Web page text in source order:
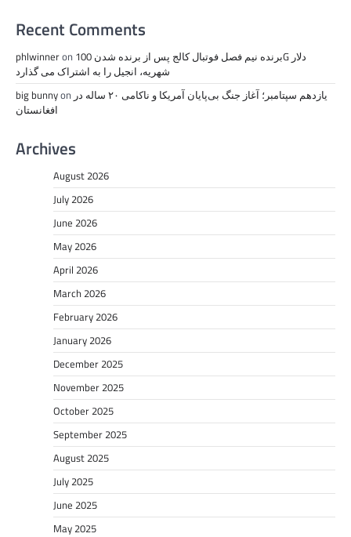
Recent Comments
phlwinneron برنده نیم فصل فوتبال کالج پس از برنده شدن 100G دلار
شهریه، انجیل را به اشتراک می گذارد
big bunnyon یازدهم سپتامبر؛ آغاز جنگ بی‌پایان آمریکا و ناکامی ۲۰ ساله در
افغانستان
Archives
August 2026
July 2026
June 2026
May 2026
April 2026
March 2026
February 2026
January 2026
December 2025
November 2025
October 2025
September 2025
August 2025
July 2025
June 2025
May 2025